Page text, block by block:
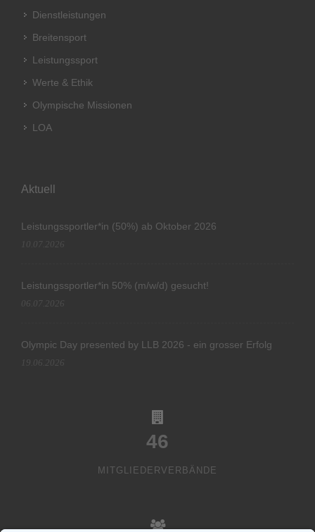
Dienstleistungen
Breitensport
Leistungssport
Werte & Ethik
Olympische Missionen
LOA
Aktuell
Leistungssportler*in (50%) ab Oktober 2026
10.07.2026
Leistungssportler*in 50% (m/w/d) gesucht!
06.07.2026
Olympic Day presented by LLB 2026 - ein grosser Erfolg
19.06.2026
46
MITGLIEDERVERBÄNDE